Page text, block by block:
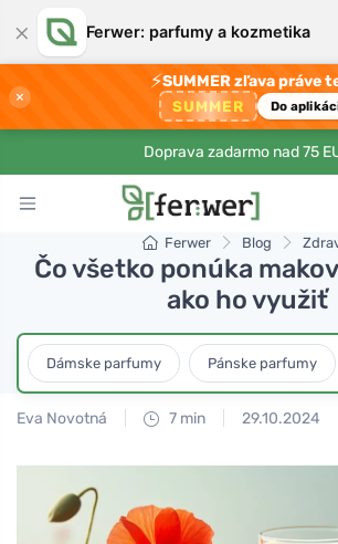
× Ferwer: parfumy a kozmetika
×
⚡SUMMER zľava práve
SUMMER Do
Doprava zadarmo nad 75
Ferwer Blog
Čo všetko ponúka
ako ho využiť
Dámske parfumy Pánske parfumy
Eva Novotná 7 min 29.10.2024